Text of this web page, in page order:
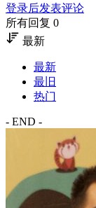
登录后发表评论
所有回复 0
最新
最新
最旧
热门
- END -